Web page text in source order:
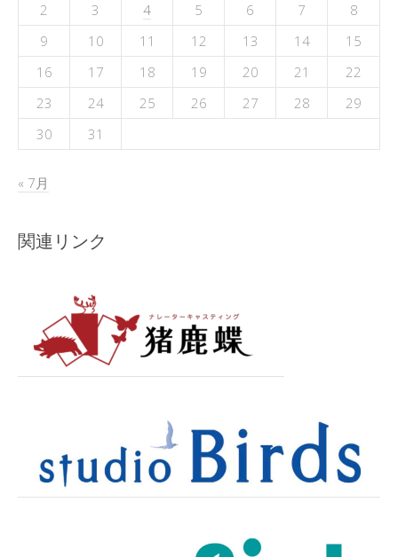
2
3 4 5 6 7
8
9
10 11 12 13 14
15
16
17 18 19 20 21
22
23
24 25 26 27 28
29
30
31
« 7月
関連リンク